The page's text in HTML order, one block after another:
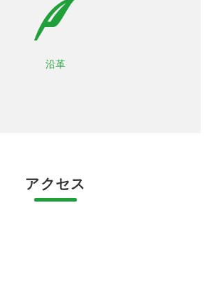
沿革
平成25年2月 滑川市上小泉にて創業
平成29年11月 滑川市常盤町に移転
令和7年3月 現在の滑川市中川原に移転
アクセス